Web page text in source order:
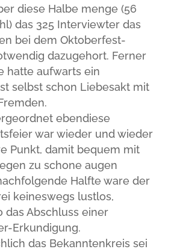
diese Halbe menge (56
das 325 Interviewter das
bei dem Oktoberfest-
dazugehort. Ferner
hatte aufwarts ein
selbst schon Liebesakt mit
ebendiese
war wieder und wieder
Punkt, damit bequem mit
zu schone augen
Halfte ware der
keineswegs lustlos,
das Abschluss einer
Erkundigung.
das Bekanntenkreis sei